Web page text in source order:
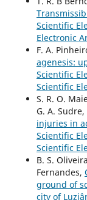
Scientific
Electronic
F. A.
agenesis:
Scientific
Scientific
S. R. O.
G. A. Sudre,
injuries in
Scientific
Scientific
B. S.
Fernandes,
ground of
city of